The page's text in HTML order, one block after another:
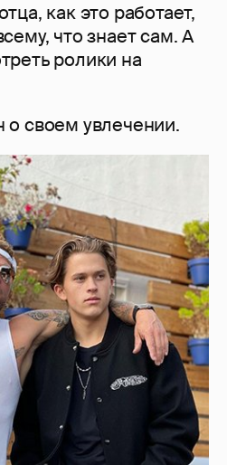
как это работает,
что знает сам. А
ролики на
о своем увлечении.